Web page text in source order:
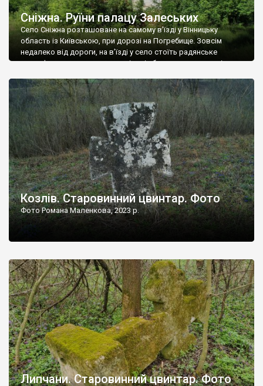
Сніжна. Руїни палацу Залеських
Село Сніжна розташоване на самому в’їзді у Вінницьку
область із Київською, при дорозі на Погребище. Зовсім
недалеко від дороги, на в’їзді у село стоїть радянське
рельєфне пано, яке показує жінку і яблуню, а трохи далі, десь
не видно, але видно дві стареньких колії у траві – […]
Козлів. Старовинний цвинтар. Фото
Фото Романа Маленкова, 2023 р.
Липчани. Старовинний цвинтар. Фото